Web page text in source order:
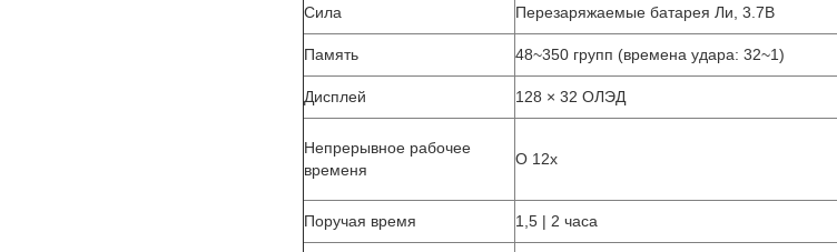
Сила Перезаряжаемые батарея Ли, 3.7В
Память 48~350 групп (времена удара: 32~1)
Дисплей 128 × 32 ОЛЭД
Непрерывное рабочее
временя
О 12х
Поручая время 1,5 | 2 часа